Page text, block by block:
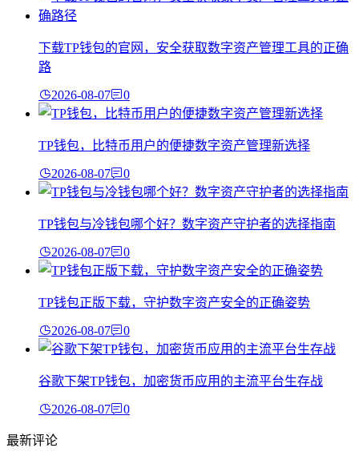
下载TP钱包的官网，安全获取数字资产管理工具的正确
路
2026-08-07 0
TP钱包，比特币用户的便捷数字资产管理新选择
2026-08-07 0
TP钱包与冷钱包哪个好？数字资产守护者的选择指南
2026-08-07 0
TP钱包正版下载，守护数字资产安全的正确姿势
2026-08-07 0
谷歌下架TP钱包，加密货币应用的主流平台生存战
2026-08-07 0
最新评论